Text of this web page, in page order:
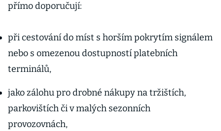
přímo doporučují:
při cestování do míst s horším pokrytím signálem
nebo s omezenou dostupností platebních
terminálů,
jako zálohu pro drobné nákupy na tržištích,
parkovištích či v malých sezonních
provozovnách,